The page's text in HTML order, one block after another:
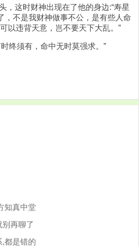
，这时财神出现在了他的身边:“寿星
，不是我财神做事不公，是有些人命
以违背天意，岂不要天下大乱。”
终须有，命中无时莫强求。”
知真中堂
再聊了
,都是错的